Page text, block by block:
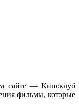
сайте — Киноклуб
фильмы, которые